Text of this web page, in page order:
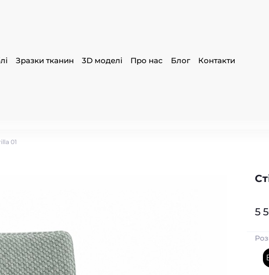
Зразки тканин 3D моделі Про нас Блог Контакти
01
5